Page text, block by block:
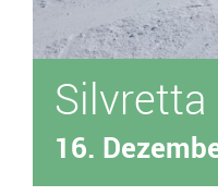
16.